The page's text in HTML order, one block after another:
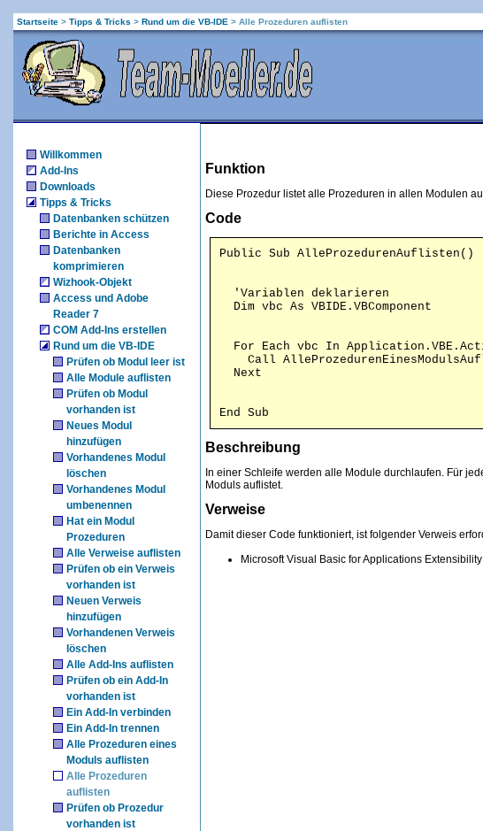
Startseite > Tipps & Tricks > Rund um die VB-IDE > Alle Prozeduren auflisten
Willkommen
Add-Ins
Downloads
Tipps & Tricks
Datenbanken schützen
Berichte in Access
Datenbanken
komprimieren
Wizhook-Objekt
Access und Adobe
Reader 7
COM Add-Ins erstellen
Rund um die VB-IDE
Prüfen ob Modul leer ist
Alle Module auflisten
Prüfen ob Modul
vorhanden ist
Neues Modul
hinzufügen
Vorhandenes Modul
löschen
Vorhandenes Modul
umbenennen
Hat ein Modul
Prozeduren
Alle Verweise auflisten
Prüfen ob ein Verweis
vorhanden ist
Neuen Verweis
hinzufügen
Vorhandenen Verweis
löschen
Alle Add-Ins auflisten
Prüfen ob ein Add-In
vorhanden ist
Ein Add-In verbinden
Ein Add-In trennen
Alle Prozeduren eines
Moduls auflisten
Alle Prozeduren
auflisten
Prüfen ob Prozedur
vorhanden ist
Funktion
Diese Prozedur listet alle Prozeduren in allen Modulen
Code
  'Variablen deklarieren
For Each vbc In
Call
End Sub
Beschreibung
In einer Schleife werden alle Module durchlaufen. Für
Moduls auflistet.
Verweise
Damit dieser Code funktioniert, ist folgender Verweis
Microsoft Visual Basic for Applications